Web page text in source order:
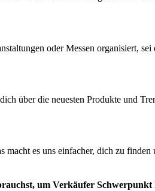
oder Messen organisiert,
über die neuesten Produkte und
es uns einfacher, dich zu
um Verkäufer